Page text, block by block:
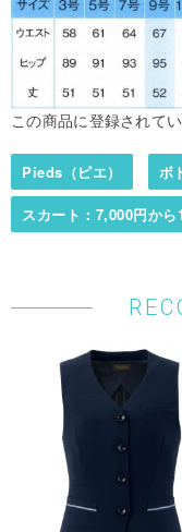
この商品に登録されて
Pieds（ピエ） ボ